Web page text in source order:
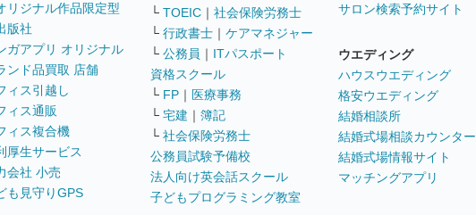
リジナル作品限定型
版社
ガアプリ オリジナル
ンド品買取 店舗
ィス引越し
ィス通販
ィス複合機
厚生サービス
会社 小売
も見守りGPS
└ TOEIC ｜ 社会保険労務士
└ 行政書士 ｜ ケアマネジャー
└ 公務員 ｜ ITパスポート
資格スクール
└ FP ｜ 医療事務
└ 宅建 ｜ 簿記
└ 社会保険労務士
公務員試験予備校
法人向け英会話スクール
子どもプログラミング教室
サロン検索予約サイト
ウエディング
ハウスウエディング
格安ウエディング
結婚相談所
結婚式場相談カウンター
結婚式場情報サイト
マッチングアプリ